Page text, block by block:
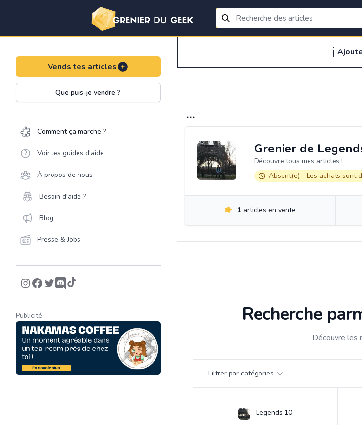
Vends tes articles
Que puis-je vendre ?
Comment ça marche ?
Voir les guides d'aide
À propos de nous
Besoin d'aide ?
Blog
Presse & Jobs
Publicité
Grenier de
Découvre tous mes articles !
Absent(e) - Les achats sont
1 articles en vente
Recherche
Découvre les
Filtrer par catégories
Legends 10